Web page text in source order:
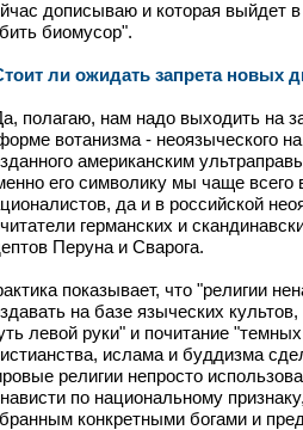
дописываю и которая выйдет
биомусор".
ли ожидать запрета новых
полагаю, нам надо выходить на
вотанизма - неоязыческого
американским
его символику мы чаще всего
да и в российской
германских и
Перуна и Сварога.
показывает, что "религии
на базе языческих
левой руки" и почитание
ислама и буддизма
религии непросто
по национальному
конкретными богами и